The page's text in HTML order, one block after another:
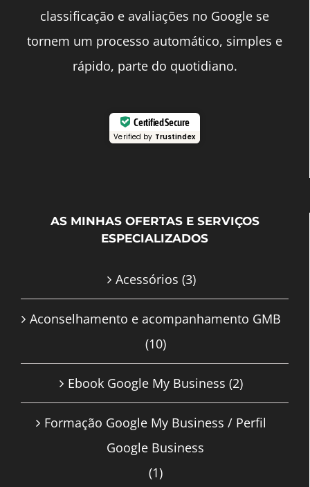
classificação e avaliações no Google se
tornem um processo automático, simples e
rápido, parte do quotidiano.
Certified Secure
Verified by Trustindex
AS MINHAS OFERTAS E SERVIÇOS
ESPECIALIZADOS
Acessórios (3)
Aconselhamento e acompanhamento GMB
(10)
Ebook Google My Business (2)
Formação Google My Business / Perfil
Google Business
(1)